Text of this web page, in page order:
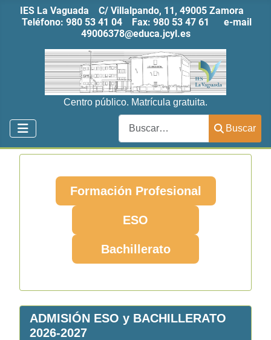
IES La Vaguada C/ Villalpando, 11, 49005 Zamora
Teléfono: 980 53 41 04 Fax: 980 53 47 61 e-mail
49006378@educa.jcyl.es
Centro público. Matrícula gratuita.
Buscar
Formación Profesional
ESO
Bachillerato
ADMISIÓN ESO y BACHILLERATO
2026-2027